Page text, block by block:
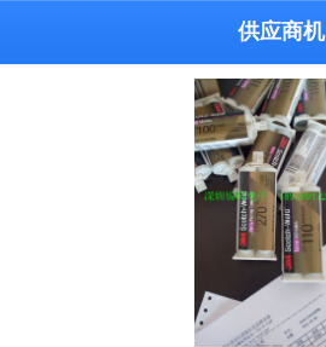
供应商机